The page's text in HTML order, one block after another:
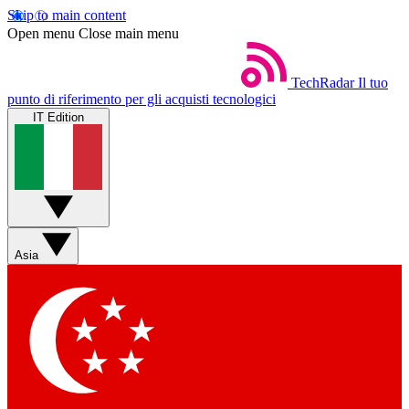
Skip to main content
Open menu Close main menu
TechRadar Il tuo
punto di riferimento per gli acquisti tecnologici
IT Edition
Asia